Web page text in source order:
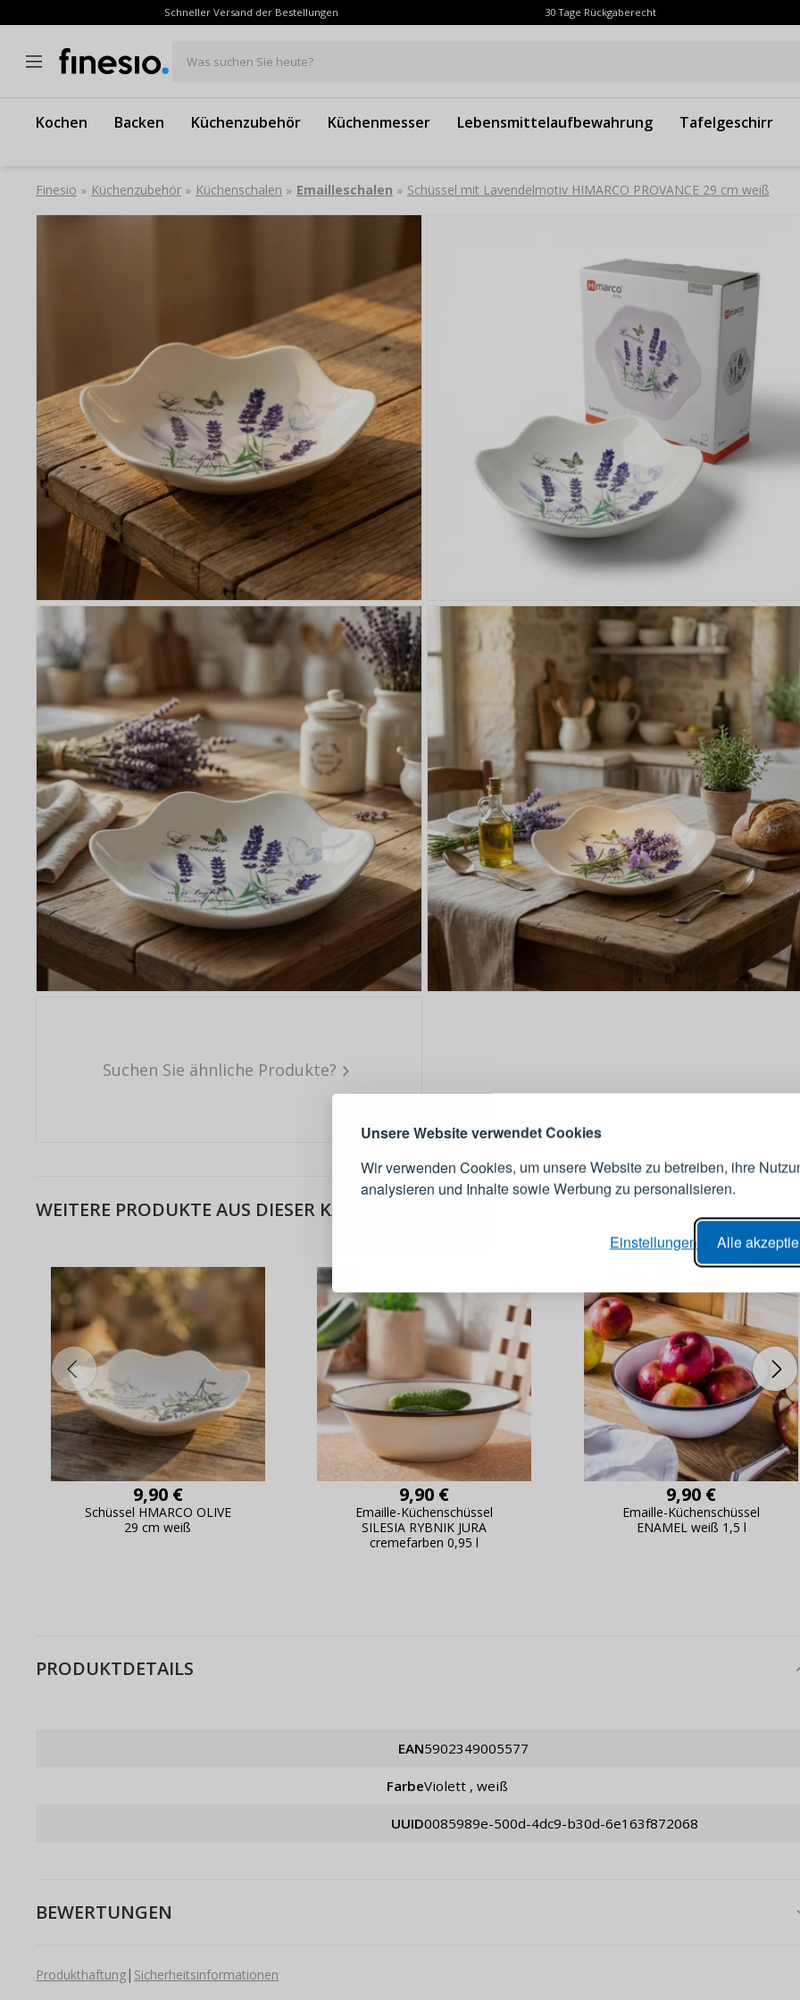
Unsere Website verwendet Cookies
Wir verwenden Cookies, um unsere Website zu betreiben, ihre
analysieren und Inhalte sowie Werbung zu personalisieren.
Alle
Einstellungen
Schneller Versand der Bestellungen 30 Tage Rückgaberecht
Was suchen Sie heute?
Kochen Backen Küchenzubehör Küchenmesser Lebensmittelaufbewahrung Tafelgeschirr
Finesio » Küchenzubehör » Küchenschalen » Emailleschalen » Schüssel mit Lavendelmotiv HIMARCO PROVANCE 29 cm weiß
Suchen Sie ähnliche Produkte?
WEITERE PRODUKTE AUS DIESER KATEGORIE
9,90 €
Schüssel HMARCO OLIVE
29 cm weiß
9,90 €
Emaille-Küchenschüssel
SILESIA RYBNIK JURA
cremefarben 0,95 l
9,90 €
Emaille-Küchenschüssel
ENAMEL weiß 1,5 l
PRODUKTDETAILS
EAN 5902349005577
Farbe Violett , weiß
UUID 0085989e-500d-4dc9-b30d-6e163f872068
BEWERTUNGEN
Produkthaftung| Sicherheitsinformationen
Live-Überblick über Änderungen an der
Bestellung,
E-Mail-Adresse
Passwort